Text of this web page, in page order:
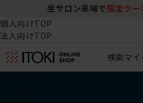
坐サロン来場で 限定クー
個人向けTOP
法人向けTOP
検索マ